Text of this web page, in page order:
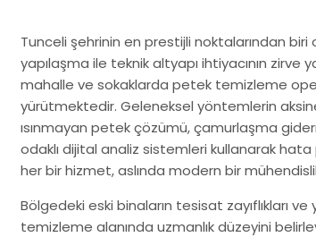
Tunceli şehrinin en prestijli noktalarından
yapılaşma ile teknik altyapı ihtiyacının zirve
mahalle ve sokaklarda petek temizleme
yürütmektedir. Geleneksel yöntemlerin
ısınmayan petek çözümü, çamurlaşma
odaklı dijital analiz sistemleri kullanarak hata
her bir hizmet, aslında modern bir
Bölgedeki eski binaların tesisat zayıflıkları
temizleme alanında uzmanlık düzeyini